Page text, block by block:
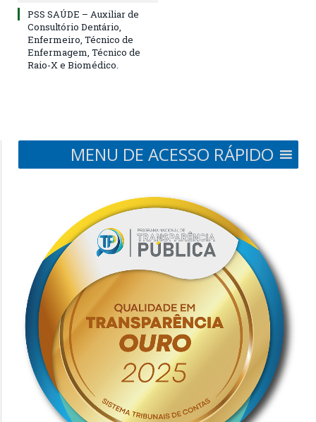
PSS SAÚDE – Auxiliar de
Consultório Dentário,
Enfermeiro, Técnico de
Enfermagem, Técnico de
Raio-X e Biomédico.
MENU DE ACESSO RÁPIDO